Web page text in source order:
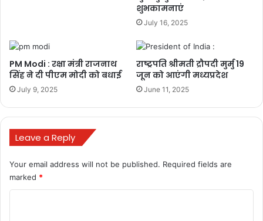
शुभकामनाएं
July 16, 2025
PM Modi : रक्षा मंत्री राजनाथ
सिंह ने दी पीएम मोदी को बधाई
July 9, 2025
राष्ट्रपति श्रीमती द्रौपदी मुर्मु 19
जून को आएंगी मध्यप्रदेश
June 11, 2025
Leave a Reply
Your email address will not be published. Required fields are
marked *